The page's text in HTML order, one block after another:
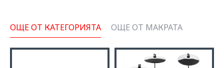
ОЩЕ ОТ КАТЕГОРИЯТА ОЩЕ ОТ МАКРАТА